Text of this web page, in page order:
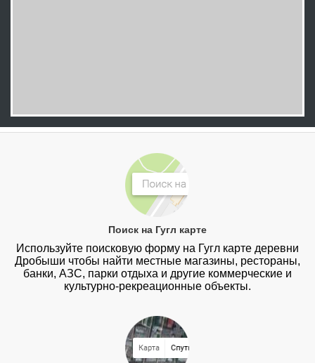
Поиск на Гугл карте
Используйте поисковую форму на Гугл карте деревни
Дробыши чтобы найти местные магазины, рестораны,
банки, АЗС, парки отдыха и другие коммерческие и
культурно-рекреационные объекты.